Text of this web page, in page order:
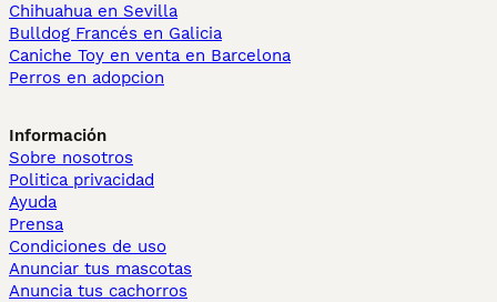
Chihuahua en Sevilla
Bulldog Francés en Galicia
Caniche Toy en venta en Barcelona
Perros en adopcion
Información
Sobre nosotros
Politica privacidad
Ayuda
Prensa
Condiciones de uso
Anunciar tus mascotas
Anuncia tus cachorros